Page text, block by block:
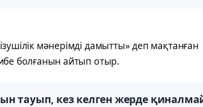
мәнерімді дамытты» деп мақтанған
болғанын айтып отыр.
тауып, кез келген жерде